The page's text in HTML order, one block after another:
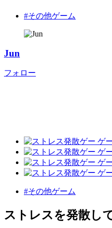
#その他ゲーム
Jun
フォロー
#その他ゲーム
ストレスを発散し